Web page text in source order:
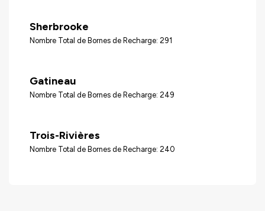
Sherbrooke
Nombre Total de Bornes de Recharge: 291
Gatineau
Nombre Total de Bornes de Recharge: 249
Trois-Rivières
Nombre Total de Bornes de Recharge: 240